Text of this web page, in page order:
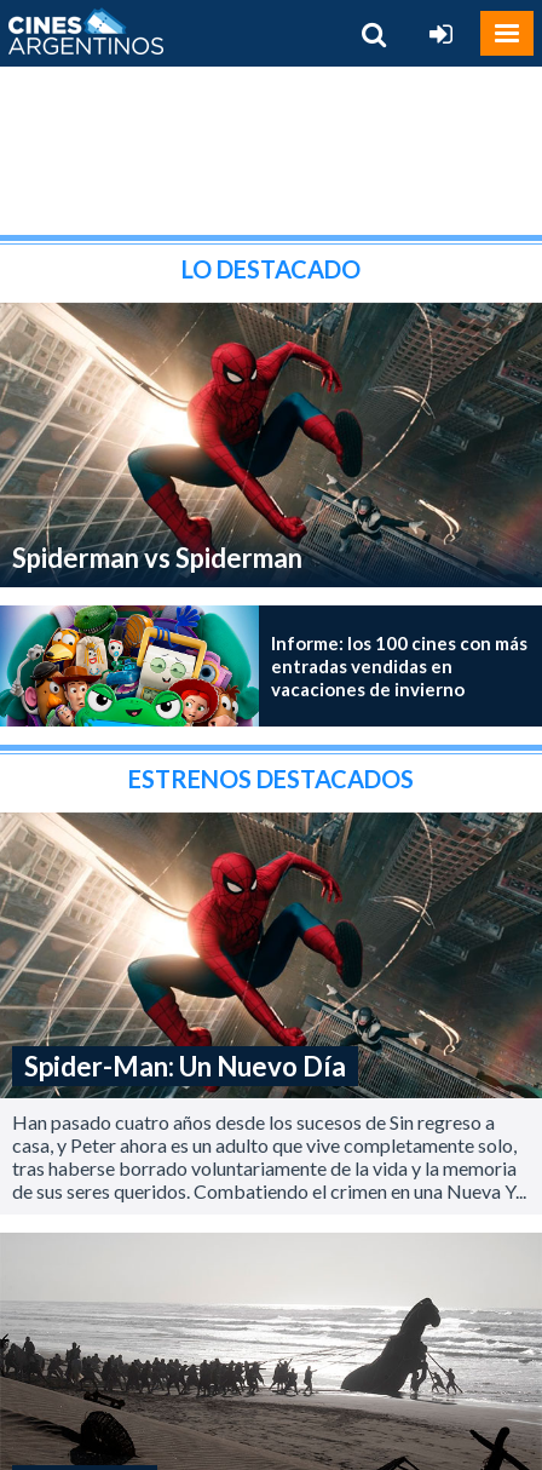
LO DESTACADO
Spiderman vs Spiderman
Informe: los 100 cines con más
entradas vendidas en
vacaciones de invierno
ESTRENOS DESTACADOS
Spider-Man: Un Nuevo Día
Han pasado cuatro años desde los sucesos de Sin regreso a
casa, y Peter ahora es un adulto que vive completamente solo,
tras haberse borrado voluntariamente de la vida y la memoria
de sus seres queridos. Combatiendo el crimen en una Nueva Y...